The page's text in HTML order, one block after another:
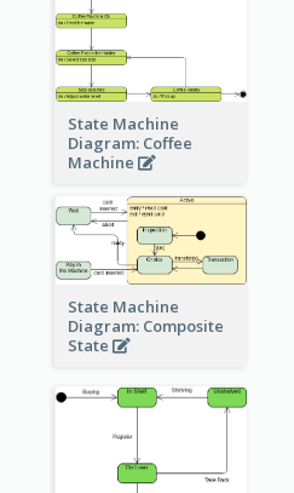
State Machine
Diagram: Coffee
Machine
State Machine
Diagram: Composite
State